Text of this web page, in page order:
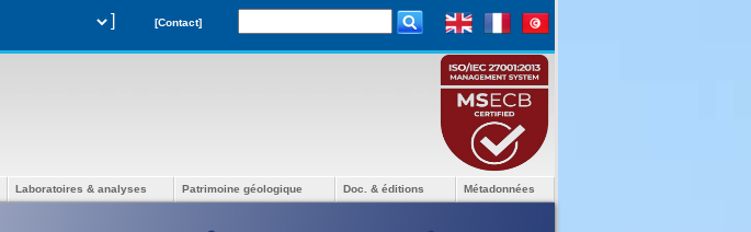
] [Contact]
Laboratoires & analyses Patrimoine géologique Doc. & éditions Métadonnées